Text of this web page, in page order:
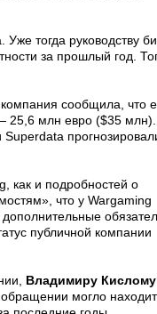
тогда руководству
за прошлый год.
компания сообщила, что
25,6 млн евро ($35 млн).
как и подробностей о
что у Wargaming
публичной компании
Владимиру Кислому
могло